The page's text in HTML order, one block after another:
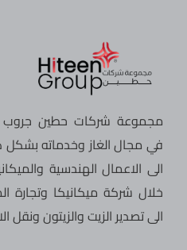
مجموعة شركات حطين جروب
في مجال الغاز وخدماته
الى الاعمال الهندسية
خلال شركة ميكانيكا وتجارة
الى تصدير الزيت والزيتون ونقل